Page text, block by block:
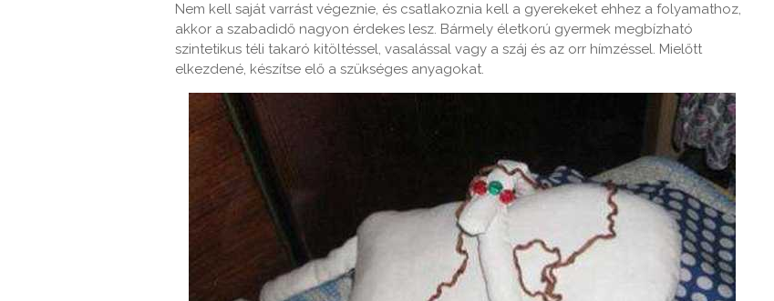
Nem kell saját varrást végeznie, és csatlakoznia kell a gyerekeket ehhez a folyamathoz,
akkor a szabadidő nagyon érdekes lesz. Bármely életkorú gyermek megbízható
szintetikus téli takaró kitöltéssel, vasalással vagy a száj és az orr hímzéssel. Mielőtt
elkezdené, készítse elő a szükséges anyagokat.